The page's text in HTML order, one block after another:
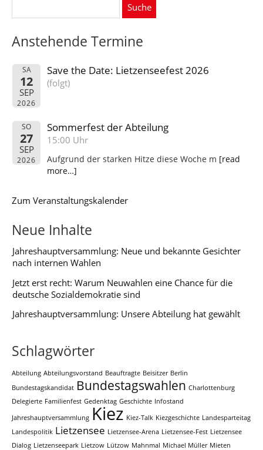
Anstehende Termine
SA
12
SEP
2026
Save the Date: Lietzenseefest 2026
(folgt)
SO
27
SEP
2026
Sommerfest der Abteilung
15:00 Uhr
Aufgrund der starken Hitze diese Woche m [read
more…]
Zum Veranstaltungskalender
Neue Inhalte
Jahreshauptversammlung: Neue und bekannte Gesichter
nach internen Wahlen
Jetzt erst recht: Warum Neuwahlen eine Chance für die
deutsche Sozialdemokratie sind
Jahreshauptversammlung: Unsere Abteilung hat gewählt
Schlagwörter
Abteilung Abteilungsvorstand Beauftragte Beisitzer Berlin
Bundestagskandidat Bundestagswahlen Charlottenburg
Delegierte Familienfest Gedenktag Geschichte Infostand
Jahreshauptversammlung Kiez Kiez-Talk Kiezgeschichte Landesparteitag
Landespolitik Lietzensee Lietzensee-Arena Lietzensee-Fest Lietzensee
Dialog Lietzenseepark Lietzow Lützow Mahnmal Michael Müller Mieten